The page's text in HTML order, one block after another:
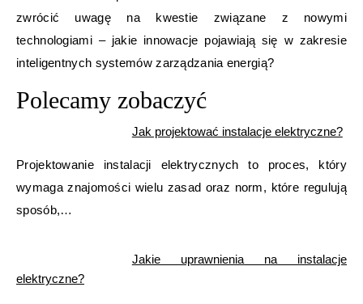
zwrócić uwagę na kwestie związane z nowymi
technologiami – jakie innowacje pojawiają się w zakresie
inteligentnych systemów zarządzania energią?
Polecamy zobaczyć
Jak projektować instalacje elektryczne?
Projektowanie instalacji elektrycznych to proces, który
wymaga znajomości wielu zasad oraz norm, które regulują
sposób,…
Jakie uprawnienia na instalacje
elektryczne?